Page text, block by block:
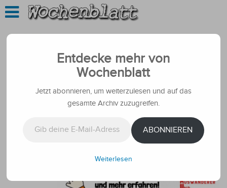
Entdecke mehr von
Wochenblatt
Jetzt abonnieren, um weiterzulesen und auf das
gesamte Archiv zuzugreifen.
ABONNIEREN
Weiterlesen